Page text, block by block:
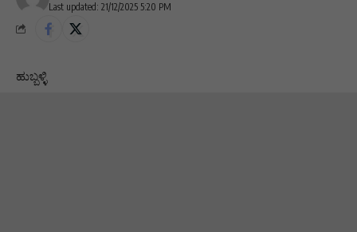
Last updated: 21/12/2025 5:20 PM
ಹುಬ್ಬಳ್ಳಿ